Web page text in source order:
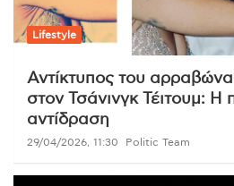
Lifestyle
Αντίκτυπος του αρραβώνα
στον Τσάνινγκ Τέιτουμ: Η
αντίδραση
29/04/2026, 11:30 Politic Team